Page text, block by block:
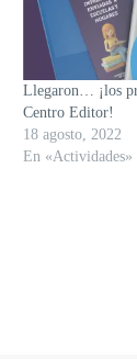
Llegaron… ¡los
Centro Editor!
18 agosto, 2022
En «Actividades»